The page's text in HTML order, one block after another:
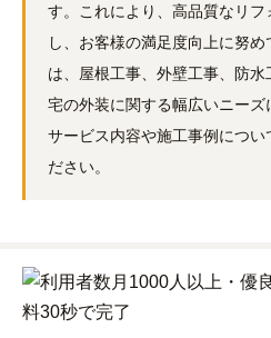
す。これにより、高品質なリ
し、お客様の満足度向上に努
は、屋根工事、外壁工事、防
宅の外装に関する幅広いニー
サービス内容や施工事例につい
ださい。